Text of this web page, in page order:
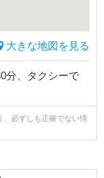
大きな地図を見る
分、タクシーで
、必ずしも正確でない情